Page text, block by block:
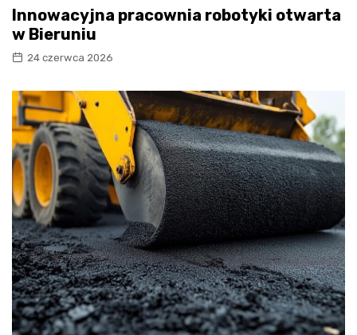
Innowacyjna pracownia robotyki otwarta
w Bieruniu
24 czerwca 2026